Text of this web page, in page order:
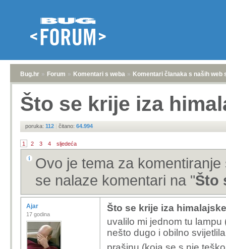
Bug.hr » Forum » Komentari s weba » Komentari članaka s naših web
Što se krije iza
poruka: 112 | čitano: 64.994
1 2 3 4 sljedeća
Ovo je tema za
se nalaze komentari na "Što
Ajar
17 godina
Što se krije iza
uvalilo mi jednom tu lampu
nešto dugo i obilno